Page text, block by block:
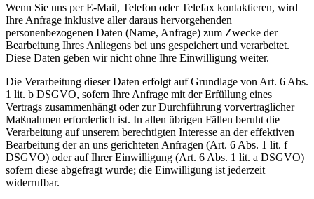
Wenn Sie uns per E-Mail, Telefon oder Telefax kontaktieren, wird
Ihre Anfrage inklusive aller daraus hervorgehenden
personenbezogenen Daten (Name, Anfrage) zum Zwecke der
Bearbeitung Ihres Anliegens bei uns gespeichert und verarbeitet.
Diese Daten geben wir nicht ohne Ihre Einwilligung weiter.
Die Verarbeitung dieser Daten erfolgt auf Grundlage von Art. 6 Abs.
1 lit. b DSGVO, sofern Ihre Anfrage mit der Erfüllung eines
Vertrags zusammenhängt oder zur Durchführung vorvertraglicher
Maßnahmen erforderlich ist. In allen übrigen Fällen beruht die
Verarbeitung auf unserem berechtigten Interesse an der effektiven
Bearbeitung der an uns gerichteten Anfragen (Art. 6 Abs. 1 lit. f
DSGVO) oder auf Ihrer Einwilligung (Art. 6 Abs. 1 lit. a DSGVO)
sofern diese abgefragt wurde; die Einwilligung ist jederzeit
widerrufbar.